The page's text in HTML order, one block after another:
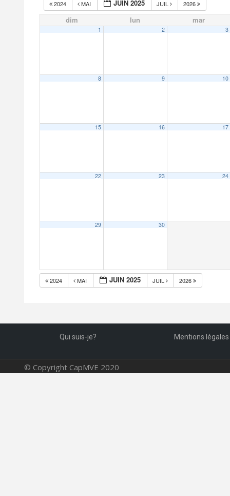
2024 MAI JUIN 2025 JUIL 2026
dim lun mar
1 2 3
8 9 10
15 16 17
22 23 24
29 30
2024 MAI JUIN 2025 JUIL 2026
Qui suis-je? Mentions légales
© Copyright CapMVE 2020